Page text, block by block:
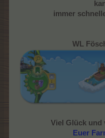
immer
WL
Viel Glück
Euer